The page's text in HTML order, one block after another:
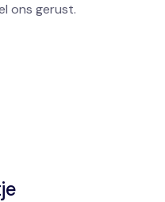
ons gerust.